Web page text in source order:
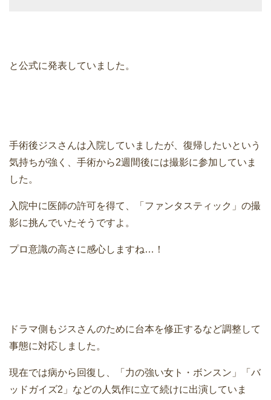
と公式に発表していました。
手術後ジスさんは入院していましたが、復帰したいという
気持ちが強く、手術から2週間後には撮影に参加していま
した。
入院中に医師の許可を得て、「ファンタスティック」の撮
影に挑んでいたそうですよ。
プロ意識の高さに感心しますね…！
ドラマ側もジスさんのために台本を修正するなど調整して
事態に対応しました。
現在では病から回復し、「力の強い女ト・ボンスン」「バ
ッドガイズ2」などの人気作に立て続けに出演していま